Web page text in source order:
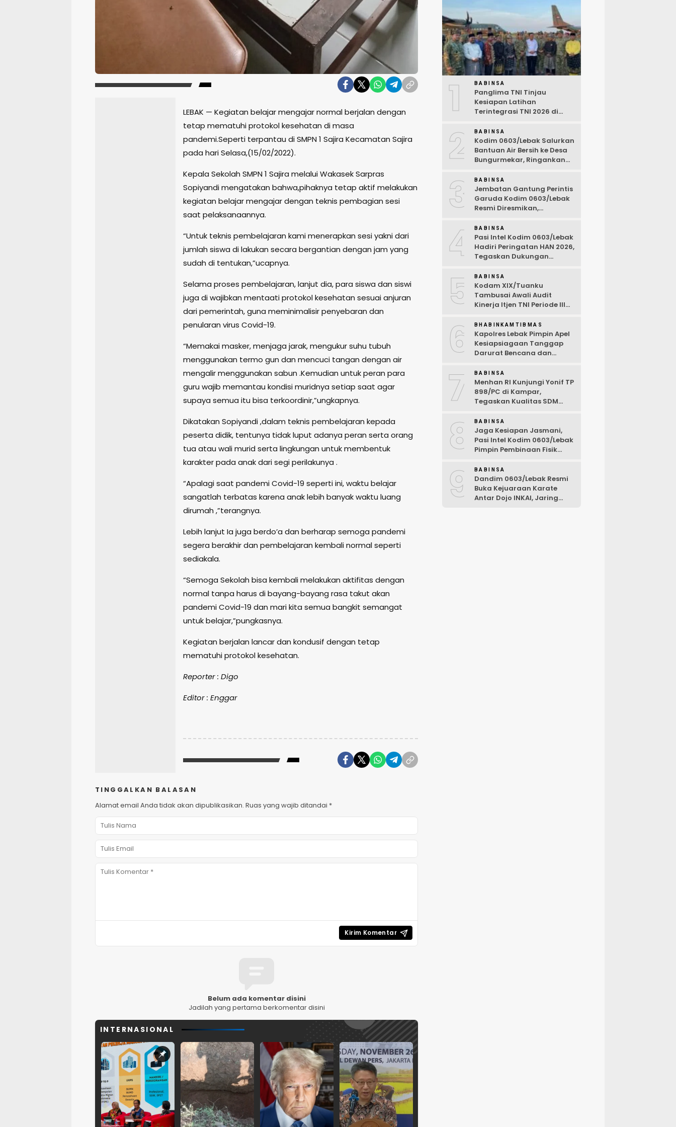
LEBAK — Kegiatan belajar mengajar normal berjalan dengan
tetap mematuhi protokol kesehatan di masa
pandemi.Seperti terpantau di SMPN 1 Sajira Kecamatan Sajira
pada hari Selasa,(15/02/2022).
Kepala Sekolah SMPN 1 Sajira melalui Wakasek Sarpras
Sopiyandi mengatakan bahwa,pihaknya tetap aktif melakukan
kegiatan belajar mengajar dengan teknis pembagian sesi
saat pelaksanaannya.
“Untuk teknis pembelajaran kami menerapkan sesi yakni dari
jumlah siswa di lakukan secara bergantian dengan jam yang
sudah di tentukan,”ucapnya.
Selama proses pembelajaran, lanjut dia, para siswa dan siswi
juga di wajibkan mentaati protokol kesehatan sesuai anjuran
dari pemerintah, guna meminimalisir penyebaran dan
penularan virus Covid-19.
“Memakai masker, menjaga jarak, mengukur suhu tubuh
menggunakan termo gun dan mencuci tangan dengan air
mengalir menggunakan sabun .Kemudian untuk peran para
guru wajib memantau kondisi muridnya setiap saat agar
supaya semua itu bisa terkoordinir,”ungkapnya.
Dikatakan Sopiyandi ,dalam teknis pembelajaran kepada
peserta didik, tentunya tidak luput adanya peran serta orang
tua atau wali murid serta lingkungan untuk membentuk
karakter pada anak dari segi perilakunya .
“Apalagi saat pandemi Covid-19 seperti ini, waktu belajar
sangatlah terbatas karena anak lebih banyak waktu luang
dirumah ,”terangnya.
Lebih lanjut Ia juga berdo’a dan berharap semoga pandemi
segera berakhir dan pembelajaran kembali normal seperti
sediakala.
“Semoga Sekolah bisa kembali melakukan aktifitas dengan
normal tanpa harus di bayang-bayang rasa takut akan
pandemi Covid-19 dan mari kita semua bangkit semangat
untuk belajar,”pungkasnya.
Kegiatan berjalan lancar dan kondusif dengan tetap
mematuhi protokol kesehatan.
Reporter : Digo
Editor : Enggar
TINGGALKAN BALASAN
Alamat email Anda tidak akan dipublikasikan. Ruas yang wajib ditandai *
Belum ada komentar disini
Jadilah yang pertama berkomentar disini
INTERNASIONAL
1 BABINSA
Panglima TNI Tinjau
Kesiapan Latihan
Terintegrasi TNI 2026 di
2 BABINSA
Kodim 0603/Lebak Salurkan
Bantuan Air Bersih ke Desa
Bungurmekar, Ringankan
Kemarau
3 BABINSA
Jembatan Gantung Perintis
Garuda Kodim 0603/Lebak
Resmi Diresmikan,
Desa Wanasalam
4 BABINSA
Pasi Intel Kodim 0603/Lebak
Hadiri Peringatan HAN 2026,
Tegaskan Dukungan
Ramah Anak
5 BABINSA
Kodam XIX/Tuanku
Tambusai Awali Audit
Kinerja Itjen TNI Periode III
6 BHABINKAMTIBMAS
Kapolres Lebak Pimpin Apel
Kesiapsiagaan Tanggap
Darurat Bencana dan
7 BABINSA
Menhan RI Kunjungi Yonif TP
898/PC di Kampar,
Tegaskan Kualitas SDM
8 BABINSA
Jaga Kesiapan Jasmani,
Pasi Intel Kodim 0603/Lebak
Pimpin Pembinaan Fisik
9 BABINSA
Dandim 0603/Lebak Resmi
Buka Kejuaraan Karate
Antar Dojo INKAI, Jaring